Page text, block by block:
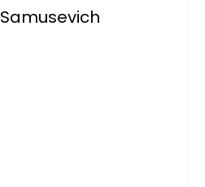
5-ből 5 csillag.
5-ből 5 csillag.
5-ből 5 csillag.